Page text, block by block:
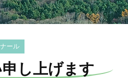
ール
し上げます